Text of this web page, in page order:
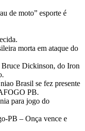
de moto” esporte é
morta em ataque do
Dickinson, do Iron
Brasil se fez presente
PB.
para jogo do
PB – Onça vence e